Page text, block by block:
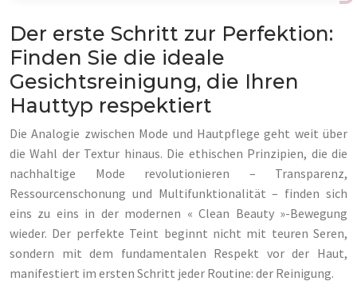
Der erste Schritt zur Perfektion:
Finden Sie die ideale
Gesichtsreinigung, die Ihren
Hauttyp respektiert
Die Analogie zwischen Mode und Hautpflege geht weit über
die Wahl der Textur hinaus. Die ethischen Prinzipien, die die
nachhaltige Mode revolutionieren – Transparenz,
Ressourcenschonung und Multifunktionalität – finden sich
eins zu eins in der modernen « Clean Beauty »-Bewegung
wieder. Der perfekte Teint beginnt nicht mit teuren Seren,
sondern mit dem fundamentalen Respekt vor der Haut,
manifestiert im ersten Schritt jeder Routine: der Reinigung.